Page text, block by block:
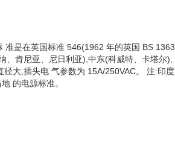
准是在英国标准 546(1962 年的英国 BS 1363
肯尼亚、尼日利亚),中东(科威特、卡塔尔),
大,插头电 气参数为 15A/250VAC。 注:印度
的电源标准。